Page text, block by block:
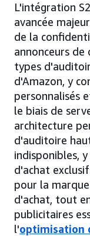
L'intégration
avancée
de la
annonceurs
types
d'Amazon, y
personnalisés
le biais de
architecture
d'auditoire
indisponibles,
d'achat
pour la
d'achat, tout
publicitaires
l'optimisation